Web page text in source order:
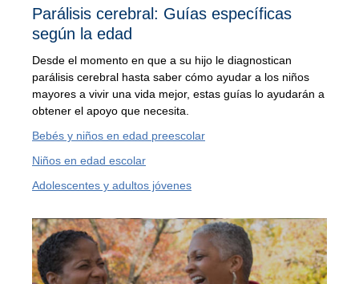
Parálisis cerebral: Guías específicas
según la edad
Desde el momento en que a su hijo le diagnostican
parálisis cerebral hasta saber cómo ayudar a los niños
mayores a vivir una vida mejor, estas guías lo ayudarán a
obtener el apoyo que necesita.
Bebés y niños en edad preescolar
Niños en edad escolar
Adolescentes y adultos jóvenes